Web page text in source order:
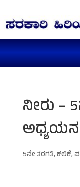
ನೀರು –
ಅಧ್ಯಯನ
5ನೇ ತರಗತಿ,ಕಲಿಕೆ,